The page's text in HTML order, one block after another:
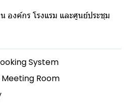
องค์กร โรงแรม และศูนย์ประชุม
System
Room